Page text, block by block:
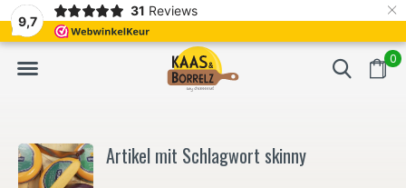
9,7
31 Reviews ×
0
Frisch geschnitten und vakuumverpackt. Meistens Lieferung
Artikel mit Schlagwort skinny